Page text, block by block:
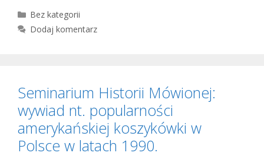
Kategorie
Bez kategorii
Dodaj komentarz
Seminarium Historii Mówionej:
wywiad nt. popularności
amerykańskiej koszykówki w
Polsce w latach 1990.